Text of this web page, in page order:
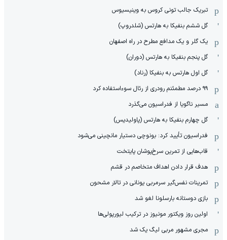
تبریک جالب تونی کروس به وینیسیوس
گل ششم بنفیکا به هارتس (شلدروپ)
یک گلر و یک مدافع مطرح در راه اصفهان
گل پنجم بنفیکا به هارتس (دوران)
گل اول هارتس به بنفیکا (رناد)
۹۹ درصد مطمئنم رودری از رئال سوءاستفاده کرد
مسیر ناگویا از فدراسیون می‌گذرد
گل چهارم بنفیکا به هارتس (پاولیدیس)
فدراسیون تأیید کرد: بونوچی دستیار مانچینی می‌شود
قاب‌هایی از تمرین سرخ‌پوشان پایتخت
هدف قرار دادن اهداف متخاصم در قشم
‏تمرینات نفس‌گیر سرمربی یونانی در تالار مشحون
بازی دوستانه بارسلونا لغو شد
اولین روز ویکتور مونیوز در ترکیب لیورپولی‌ها
مجری مشهور مربی لیگ یک شد